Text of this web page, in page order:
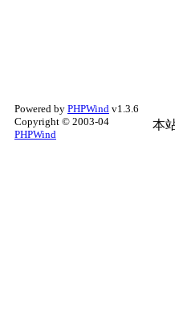
Powered by PHPWind v1.3.6
Copyright © 2003-04
PHPWind
本